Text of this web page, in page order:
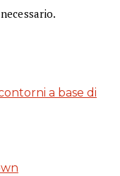
a base di